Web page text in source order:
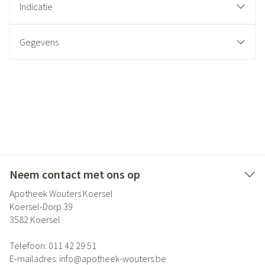
Indicatie
Gegevens
Neem contact met ons op
Apotheek Wouters Koersel
Koersel-Dorp 39
3582 Koersel
Telefoon: 011 42 29 51
E-mailadres: info@apotheek-wouters.be